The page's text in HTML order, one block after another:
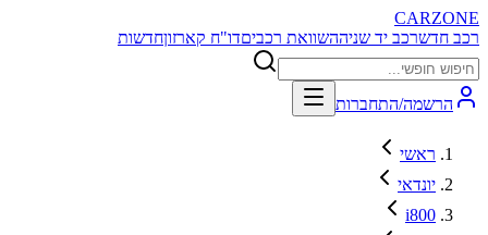
CARZONE
רכב חדשרכב יד שניההשוואת רכביםדו"ח קארזוןחדשות
הרשמה/התחברות
ראשי
יונדאי
i800